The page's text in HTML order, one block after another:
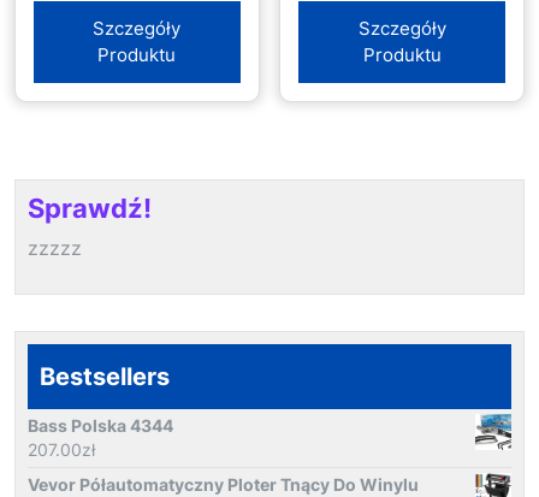
Szczegóły
Produktu
Szczegóły
Produktu
Sprawdź!
zzzzz
Bestsellers
Bass Polska 4344
207.00zł
Vevor Półautomatyczny Ploter Tnący Do Winylu